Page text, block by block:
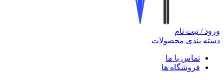
ورود / ثبت نام
دسته بندی محصولات
تماس با ما
فروشگاه ها